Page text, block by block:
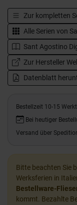
Zur kompletten
Alle Serien von
Sant Agostino
Zur Hersteller
Datenblatt
Bestellzeit 10-15
Bei heutiger
Versand über
Bitte beachten Sie
Werksferien in
Bestellware-
kommt. Bezahlte